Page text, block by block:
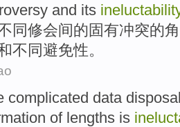
and its
同修会间的 固有冲突的
不同避免性。
complicated data
of lengths is